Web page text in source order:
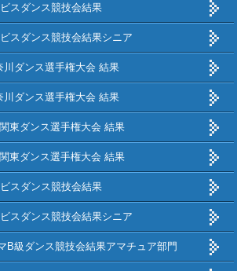
スダンス競技会結果
スダンス競技会結果シニア
川ダンス選手権大会 結果
川ダンス選手権大会 結果
東ダンス選手権大会 結果
東ダンス選手権大会 結果
スダンス競技会結果
スダンス競技会結果シニア
B級ダンス競技会結果アマチュア部門